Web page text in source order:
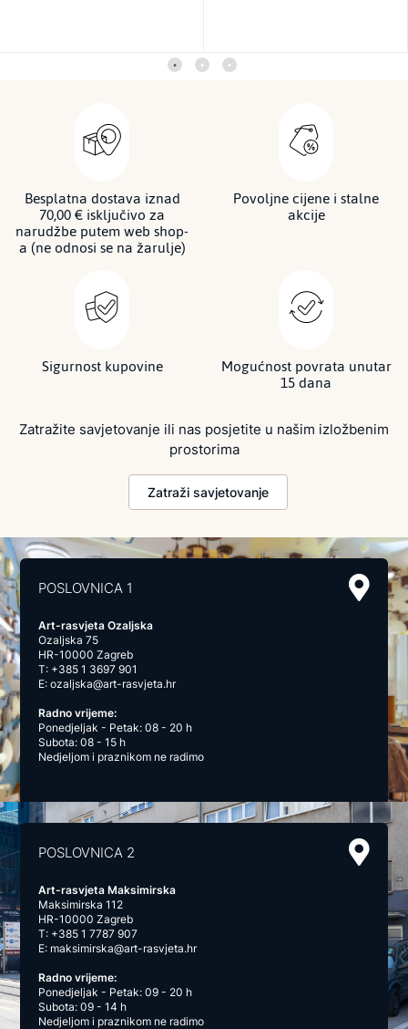
Besplatna dostava iznad
70,00 € isključivo za
narudžbe putem web shop-
a (ne odnosi se na žarulje)
Povoljne cijene i stalne
akcije
Sigurnost kupovine Mogućnost povrata unutar
15 dana
Zatražite savjetovanje ili nas posjetite u našim izložbenim
prostorima
Zatraži savjetovanje
POSLOVNICA 1
Art-rasvjeta Ozaljska
Ozaljska 75
HR-10000 Zagreb
T: +385 1 3697 901
E:ozaljska@art-rasvjeta.hr
Radno vrijeme:
Ponedjeljak - Petak: 08 - 20 h
Subota: 08 - 15 h
Nedjeljom i praznikom ne radimo
POSLOVNICA 2
Art-rasvjeta Maksimirska
Maksimirska 112
HR-10000 Zagreb
T: +385 1 7787 907
E: maksimirska@art-rasvjeta.hr
Radno vrijeme:
Ponedjeljak - Petak: 09 - 20 h
Subota: 09 - 14 h
Nedjeljom i praznikom ne radimo